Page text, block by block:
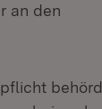
an den